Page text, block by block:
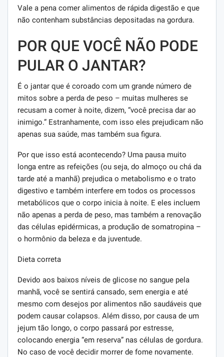
Vale a pena comer alimentos de rápida digestão e que
não contenham substâncias depositadas na gordura.
POR QUE VOCÊ NÃO PODE
PULAR O JANTAR?
É o jantar que é coroado com um grande número de
mitos sobre a perda de peso – muitas mulheres se
recusam a comer à noite, dizem, “você precisa dar ao
inimigo.” Estranhamente, com isso eles prejudicam não
apenas sua saúde, mas também sua figura.
Por que isso está acontecendo? Uma pausa muito
longa entre as refeições (ou seja, do almoço ou chá da
tarde até a manhã) prejudica o metabolismo e o trato
digestivo e também interfere em todos os processos
metabólicos que o corpo inicia à noite. E eles incluem
não apenas a perda de peso, mas também a renovação
das células epidérmicas, a produção de somatropina –
o hormônio da beleza e da juventude.
Dieta correta
Devido aos baixos níveis de glicose no sangue pela
manhã, você se sentirá cansado, sem energia e até
mesmo com desejos por alimentos não saudáveis ​​que
podem causar colapsos. Além disso, por causa de um
jejum tão longo, o corpo passará por estresse,
colocando energia “em reserva” nas células de gordura.
No caso de você decidir morrer de fome novamente.